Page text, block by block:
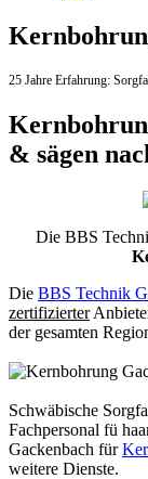
25 Jahre Erfahrung:
& sägen
Die BBS
Die BBS Technik
zertifizierter
der gesamten
Schwäbische
Fachpersonal fü
Gackenbach für
weitere Dienste.